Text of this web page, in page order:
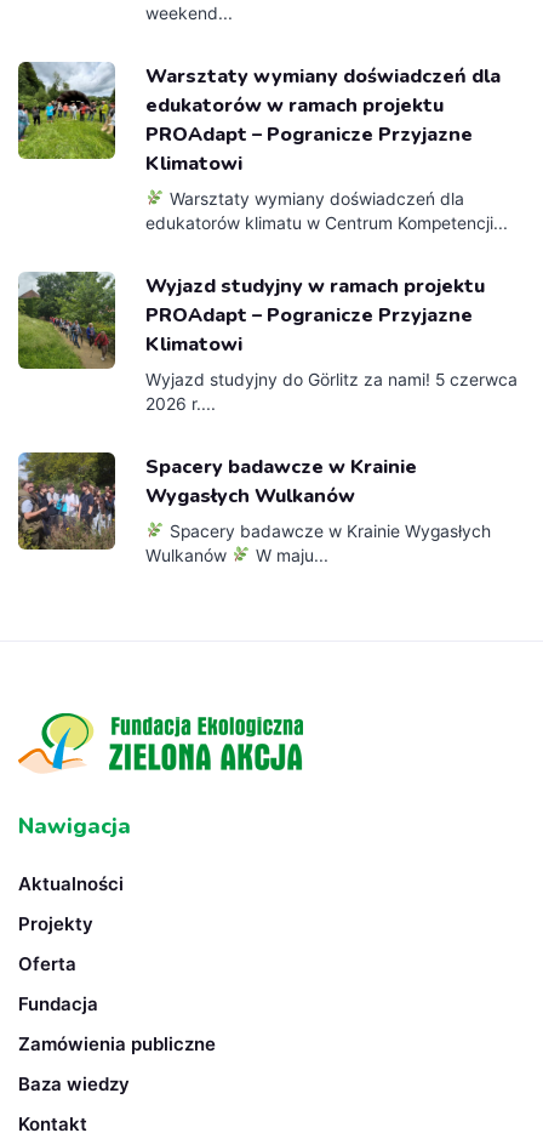
weekend...
Warsztaty wymiany doświadczeń dla
edukatorów w ramach projektu
PROAdapt – Pogranicze Przyjazne
Klimatowi
Warsztaty wymiany doświadczeń dla
edukatorów klimatu w Centrum Kompetencji...
Wyjazd studyjny w ramach projektu
PROAdapt – Pogranicze Przyjazne
Klimatowi
Wyjazd studyjny do Görlitz za nami! 5 czerwca
2026 r....
Spacery badawcze w Krainie
Wygasłych Wulkanów
Spacery badawcze w Krainie Wygasłych
Wulkanów
W maju...
Nawigacja
Aktualności
Projekty
Oferta
Fundacja
Zamówienia publiczne
Baza wiedzy
Kontakt